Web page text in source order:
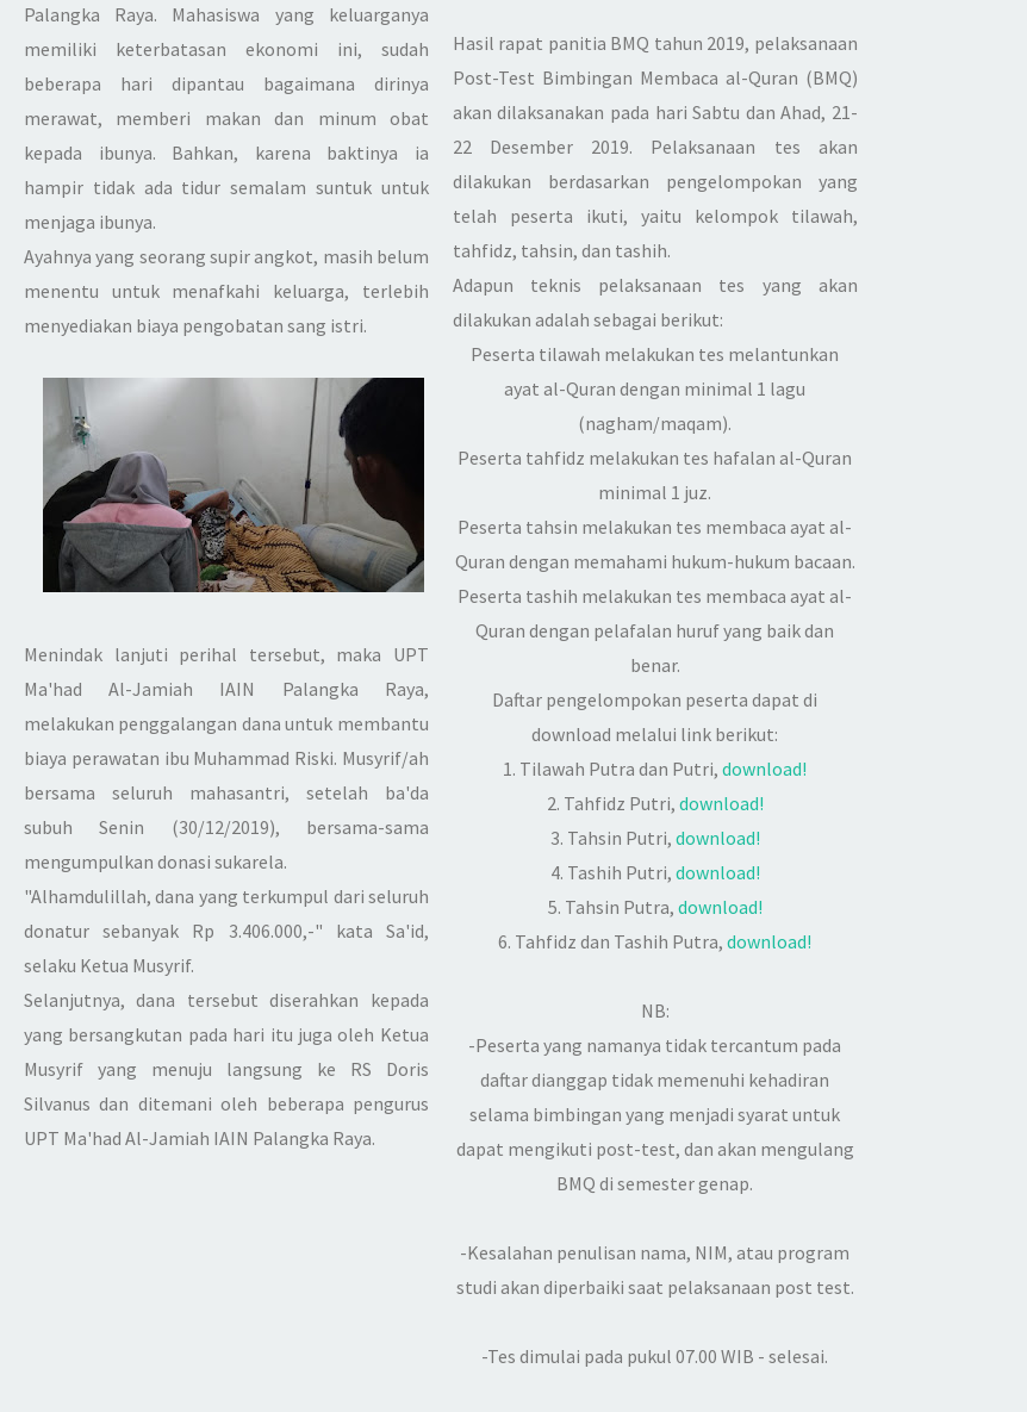
Palangka Raya. Mahasiswa yang keluarganya
memiliki keterbatasan ekonomi ini, sudah
beberapa hari dipantau bagaimana dirinya
merawat, memberi makan dan minum obat
kepada ibunya. Bahkan, karena baktinya ia
hampir tidak ada tidur semalam suntuk untuk
menjaga ibunya.
Ayahnya yang seorang supir angkot, masih belum
menentu untuk menafkahi keluarga, terlebih
menyediakan biaya pengobatan sang istri.
Menindak lanjuti perihal tersebut, maka UPT
Ma'had Al-Jamiah IAIN Palangka Raya,
melakukan penggalangan dana untuk membantu
biaya perawatan ibu Muhammad Riski. Musyrif/ah
bersama seluruh mahasantri, setelah ba'da
subuh Senin (30/12/2019), bersama-sama
mengumpulkan donasi sukarela.
"Alhamdulillah, dana yang terkumpul dari seluruh
donatur sebanyak Rp 3.406.000,-" kata Sa'id,
selaku Ketua Musyrif.
Selanjutnya, dana tersebut diserahkan kepada
yang bersangkutan pada hari itu juga oleh Ketua
Musyrif yang menuju langsung ke RS Doris
Silvanus dan ditemani oleh beberapa pengurus
UPT Ma'had Al-Jamiah IAIN Palangka Raya.
Hasil rapat panitia BMQ tahun 2019, pelaksanaan
Post-Test Bimbingan Membaca al-Quran (BMQ)
akan dilaksanakan pada hari Sabtu dan Ahad, 21-
22 Desember 2019. Pelaksanaan tes akan
dilakukan berdasarkan pengelompokan yang
telah peserta ikuti, yaitu kelompok tilawah,
tahfidz, tahsin, dan tashih.
Adapun teknis pelaksanaan tes yang akan
dilakukan adalah sebagai berikut:
Peserta tilawah melakukan tes melantunkan
ayat al-Quran dengan minimal 1 lagu
(nagham/maqam).
Peserta tahfidz melakukan tes hafalan al-Quran
minimal 1 juz.
Peserta tahsin melakukan tes membaca ayat al-
Quran dengan memahami hukum-hukum bacaan.
Peserta tashih melakukan tes membaca ayat al-
Quran dengan pelafalan huruf yang baik dan
benar.
Daftar pengelompokan peserta dapat di
download melalui link berikut:
1. Tilawah Putra dan Putri,download!
2. Tahfidz Putri, download!
3. Tahsin Putri, download!
4. Tashih Putri, download!
5. Tahsin Putra, download!
6. Tahfidz dan Tashih Putra,download!
NB:
-Peserta yang namanya tidak tercantum pada
daftar dianggap tidak memenuhi kehadiran
selama bimbingan yang menjadi syarat untuk
dapat mengikuti post-test, dan akan mengulang
BMQ di semester genap.
-Kesalahan penulisan nama, NIM, atau program
studi akan diperbaiki saat pelaksanaan post test.
-Tes dimulai pada pukul 07.00 WIB - selesai.